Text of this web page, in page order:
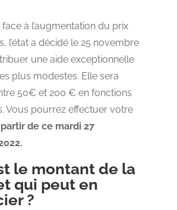
à l’augmentation du prix
l’état a décidé le 25 novembre
une aide exceptionnelle
plus modestes. Elle sera
50€ et 200 € en fonctions
Vous pourrez effectuer votre
de ce mardi 27
le montant de la
qui peut en
?